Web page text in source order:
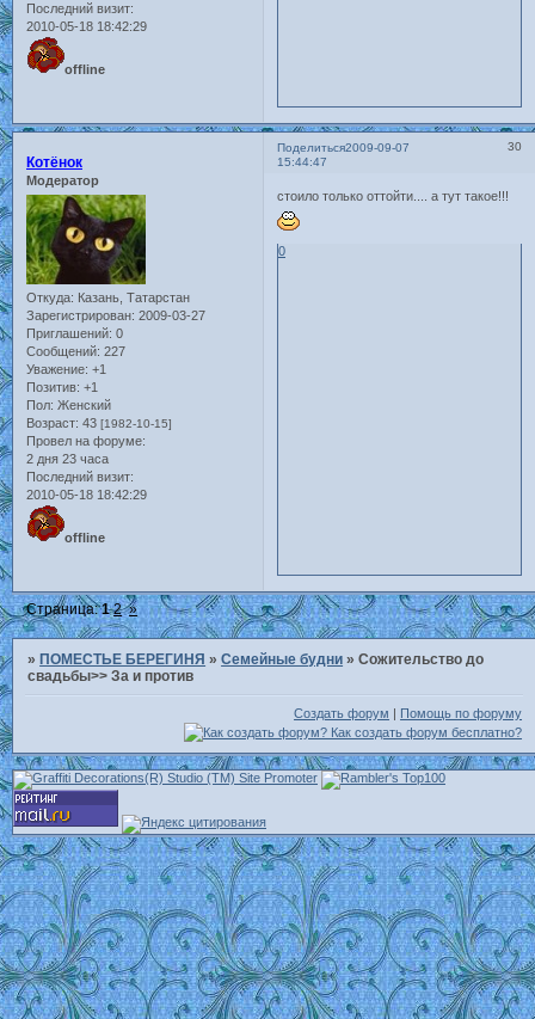
Последний визит:
2010-05-18 18:42:29
offline
Поделиться 30
2009-09-07
15:44:47
Котёнок
Модератор
Откуда: Казань, Татарстан
Зарегистрирован: 2009-03-27
Приглашений: 0
Сообщений: 227
Уважение: +1
Позитив: +1
Пол: Женский
Возраст: 43 [1982-10-15]
Провел на форуме:
2 дня 23 часа
Последний визит:
2010-05-18 18:42:29
offline
стоило только оттойти.... а тут такое!!!
0
Страница:1 2 »
»ПОМЕСТЬЕ БЕРЕГИНЯ »Семейные будни »Сожительство до
свадьбы>> За и против
Создать форум Помощь по форуму